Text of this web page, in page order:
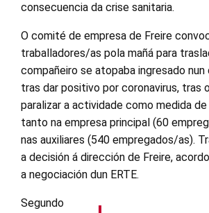
consecuencia da crise sanitaria.
O comité de empresa de Freire
traballadores/as pola mañá para
compañeiro se atopaba ingresado
tras dar positivo por coronavirus, tras
paralizar a actividade como medida
tanto na empresa principal (60
nas auxiliares (540 empregados/as).
a decisión á dirección de Freire,
a negociación dun ERTE.
Segundo